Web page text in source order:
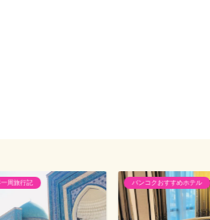
バンコクおすすめホテル